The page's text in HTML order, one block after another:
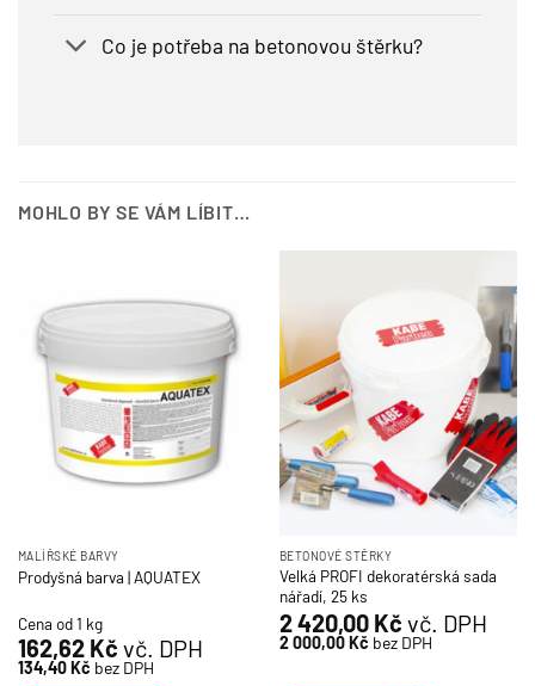
Co je potřeba na betonovou štěrku?
MOHLO BY SE VÁM LÍBIT…
MALÍŘSKÉ BARVY
Prodyšná barva | AQUATEX
Cena od 1 kg
162,62 Kč vč. DPH
134,40Kč bez DPH
BETONOVÉ STĚRKY
Velká PROFI dekoratérská sada
nářadí, 25 ks
2 420,00 Kč vč. DPH
2 000,00Kč bez DPH